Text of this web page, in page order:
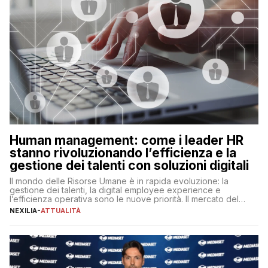
Human management: come i leader HR
stanno rivoluzionando l’efficienza e la
gestione dei talenti con soluzioni digitali
Il mondo delle Risorse Umane è in rapida evoluzione: la
gestione dei talenti, la digital employee experience e
l’efficienza operativa sono le nuove priorità. Il mercato del
lavoro, d’altra parte, è sempre più competitivo con una lotta
NEXILIA-ATTUALITÀ